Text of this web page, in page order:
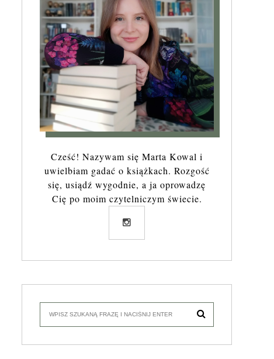
Cześć! Nazywam się Marta Kowal i
uwielbiam gadać o książkach. Rozgość
się, usiądź wygodnie, a ja oprowadzę
Cię po moim czytelniczym świecie.